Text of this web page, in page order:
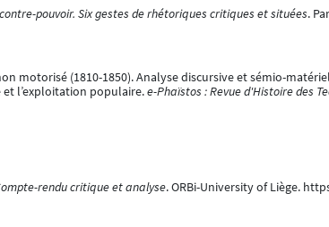
pouvoir. Six gestes de rhétoriques critiques et situées.
motorisé (1810-1850). Analyse discursive et sémio-
l’exploitation populaire.e-Phaïstos : Revue d'Histoire des
rendu critique et analyse. ORBi-University of Liège.